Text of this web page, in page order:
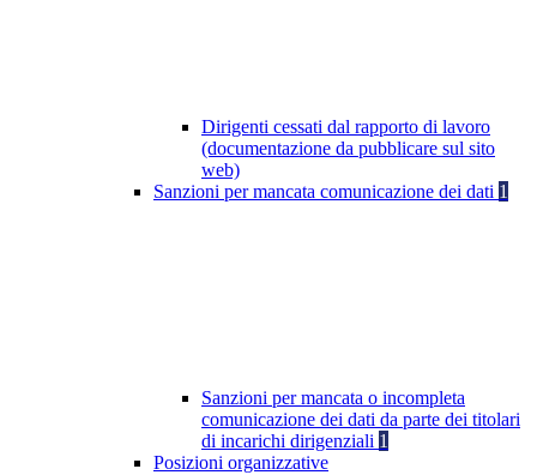
Dirigenti cessati dal rapporto di lavoro
(documentazione da pubblicare sul sito
web)
Sanzioni per mancata comunicazione dei dati 1
Sanzioni per mancata o incompleta
comunicazione dei dati da parte dei titolari
di incarichi dirigenziali 1
Posizioni organizzative